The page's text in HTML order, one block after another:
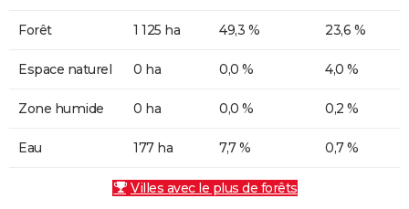
Forêt 1 125 ha 49,3 % 23,6 %
Espace naturel 0 ha 0,0 % 4,0 %
Zone humide 0 ha 0,0 % 0,2 %
Eau 177 ha 7,7 % 0,7 %
Villes avec le plus de forêts